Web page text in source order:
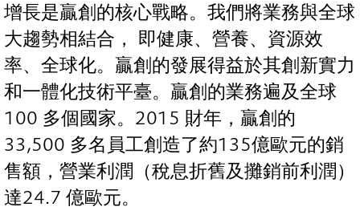
增長是贏創的核心戰略。我們將業務與全球
大趨勢相結合， 即健康、營養、資源效
率、全球化。贏創的發展得益於其創新實力
和一體化技術平臺。贏創的業務遍及全球
100 多個國家。2015 財年，贏創的
33,500 多名員工創造了約135億歐元的銷
售額，營業利潤（稅息折舊及攤銷前利潤）
達24.7 億歐元。